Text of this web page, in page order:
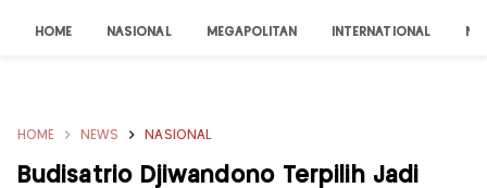
HOME NASIONAL MEGAPOLITAN INTERNATIONAL
HOME NEWS NASIONAL
Budisatrio Djiwandono Terpilih Jadi